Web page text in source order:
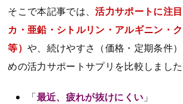
そこで本記事では、活力サポートに注
カ・亜鉛・シトルリン・アルギニン・
等）や、続けやすさ（価格・定期条件
めの活力サポートサプリを比較しました
「最近、疲れが抜けにくい 」